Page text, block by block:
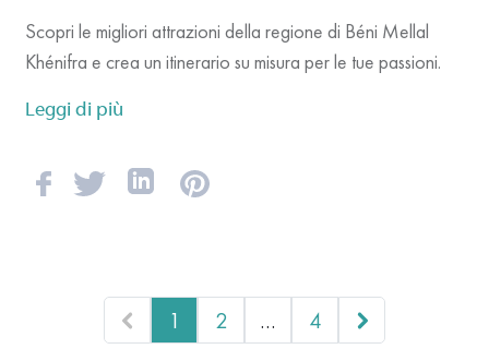
Scopri le migliori attrazioni della regione di Béni Mellal
Khénifra e crea un itinerario su misura per le tue passioni.
Leggi di più
1 2 … 4